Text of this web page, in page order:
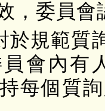
，委員
於規範質
會內有
每個質